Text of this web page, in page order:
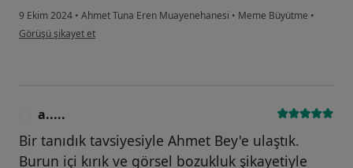
9 Ekim 2024 • Ahmet Tuna Eren Muayenehanesi • Meme Büyütme •
kullanıcının görüşüne göre ö.....
Görüşü şikayet et
a.....
Bir tanıdık tavsiyesiyle Ahmet Bey'e ulaştık.
Burun içi kırık ve görsel bozukluk şikayetiyle